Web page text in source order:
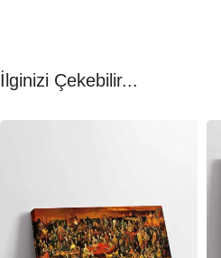
İlginizi Çekebilir...